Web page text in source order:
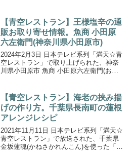
の女王で絶品田楽＆鰻とナスの炒め、ナ
スそうめん、ナス...
【青空レストラン】王様塩辛の通
販お取り寄せ情報。魚商 小田原
六左衛門(神奈川県小田原市)
2024年2月3日 日本テレビ系列「満天☆青
空レストラン」で取り上げられた、神奈
川県小田原市 魚商 小田原六左衛門(おだ
辛は、別名・イカの王様と呼ばれる”アオ
リイカ”...
【青空レストラン】海老の挟み揚
げの作り方。千葉県長南町の蓮根
アレンジレシピ
2021年11月11日 日本テレビ系列「満天☆
青空レストラン」で放送された、千葉県
金坂蓮魂(かねさかれんこん)を使った「海